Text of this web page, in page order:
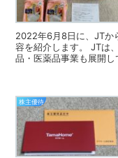
2022年6月8日に、JTか
容を紹介します。 JTは
品・医薬品事業も展開
株主優待